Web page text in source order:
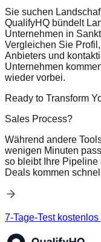
Sie suchen
QualifyHQ bündelt
Unternehmen in
Vergleichen Sie
Anbieters und
Unternehmen
wieder vorbei.
Ready to Transform
Sales Process?
Während andere
wenigen Minuten
so bleibt Ihre Pipeline
Deals kommen
7-Tage-Test kostenlos